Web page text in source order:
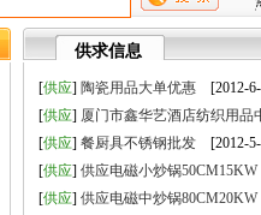
供求信息
[供应] 陶瓷用品大单优惠 [2012-
[供应] 厦门市鑫华艺酒店纺织用品
[供应] 餐厨具不锈钢批发 [2012-
[供应] 供应电磁小炒锅50CM15KW
[供应] 供应电磁中炒锅80CM20KW